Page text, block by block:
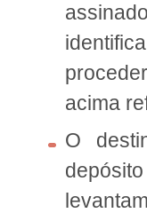
acima
O